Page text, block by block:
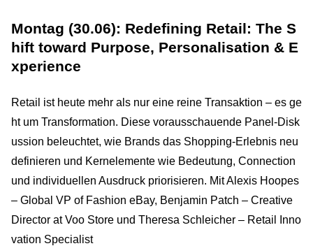
Montag (30.06): Redefining Retail: The S
hift toward Purpose, Personalisation & E
xperience
Retail ist heute mehr als nur eine reine Transaktion – es ge
ht um Transformation. Diese vorausschauende Panel-Disk
ussion beleuchtet, wie Brands das Shopping-Erlebnis neu
definieren und Kernelemente wie Bedeutung, Connection
und individuellen Ausdruck priorisieren. Mit Alexis Hoopes
– Global VP of Fashion eBay, Benjamin Patch – Creative
Director at Voo Store und Theresa Schleicher – Retail Inno
vation Specialist